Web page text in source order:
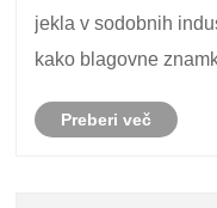
jekla v sodobnih
kako blagovne
koroziji odpornih
Preberi več